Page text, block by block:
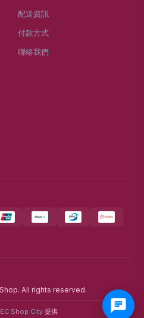
配送資訊
付款方式
聯絡我們
All rights reserved.
EC Shop City 提供